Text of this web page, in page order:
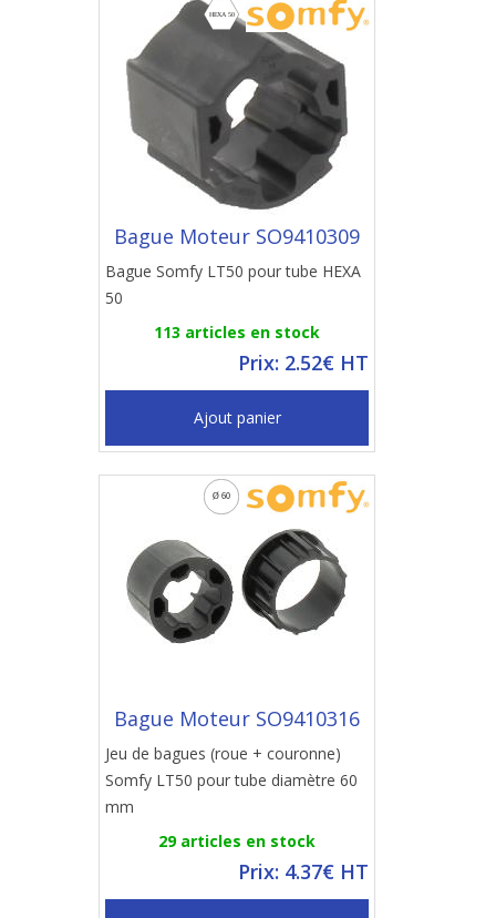
Bague Moteur SO9410309
Bague Somfy LT50 pour tube HEXA
50
113 articles en stock
Prix: 2.52€ HT
Ajout panier
Bague Moteur SO9410316
Jeu de bagues (roue + couronne)
Somfy LT50 pour tube diamètre 60
mm
29 articles en stock
Prix: 4.37€ HT